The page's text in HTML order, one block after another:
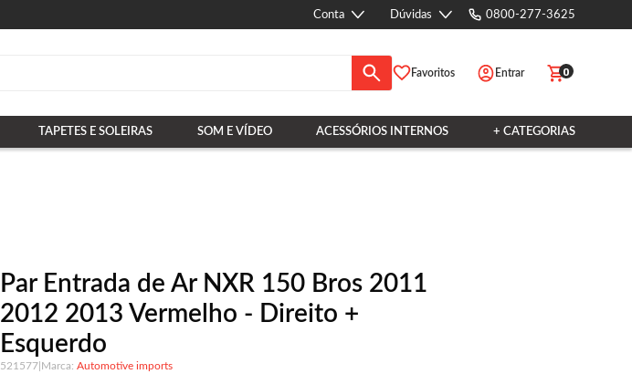
Conta Dúvidas 0800-277-3625
Favoritos Entrar 0
TAPETES E SOLEIRAS SOM E VÍDEO ACESSÓRIOS INTERNOS + CATEGORIAS
Par Entrada de Ar NXR 150 Bros 2011
2012 2013 Vermelho - Direito +
Esquerdo
521577
Automotive imports